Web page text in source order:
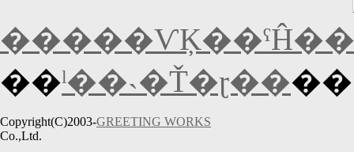
��ˡ��˴�Ť�ɽ��
Copyright(C)2003-GREETING WORKS
Co.,Ltd.